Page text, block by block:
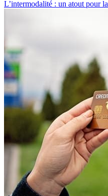
L’intermodalité : un atout pour